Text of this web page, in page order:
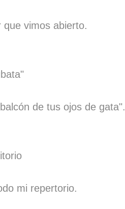
vimos abierto.
de tus ojos de gata".
mi repertorio.